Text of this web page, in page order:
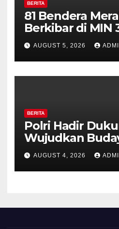
BERITA
81 Bendera
Berkibar di MIN
Timpik Hadiri
HUT ke-81
AUGUST 5, 2026
BERITA
Polri Hadir
Wujudkan
Sehat di
AUGUST 4, 2026